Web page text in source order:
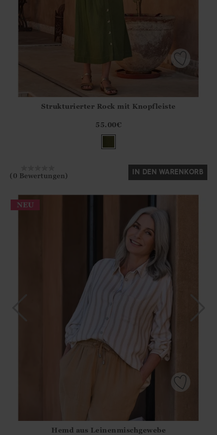
?? ""
Nein
Strukturierter Rock mit Knopfleiste
55.00€
(0 Bewertungen) IN DEN WARENKORB
Hemd aus Leinenmischgewebe